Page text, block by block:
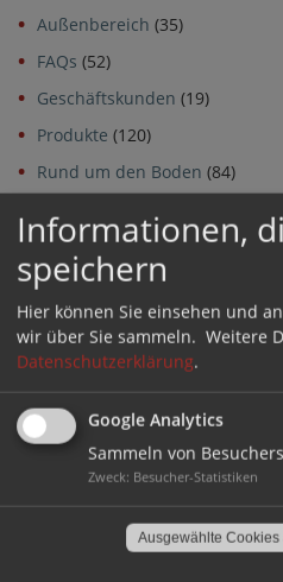
Außenbereich (35)
FAQs (52)
Geschäftskunden (19)
Produkte (120)
Rund um den Boden (84)
Archiv
Archiv
GERÄUSCHHEMMEND
Informationen,
speichern
Hier können Sie einsehen und
wir über Sie sammeln. Weitere
Datenschutzerklärung.
Google Analytics
Sammeln von
Zweck: Besucher-Statistiken
Ausgewählte Cookies